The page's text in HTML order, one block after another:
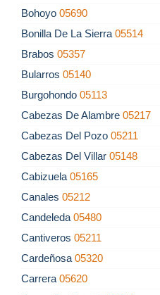
Bohoyo 05690
Bonilla De La Sierra 05514
Brabos 05357
Bularros 05140
Burgohondo 05113
Cabezas De Alambre 05217
Cabezas Del Pozo 05211
Cabezas Del Villar 05148
Cabizuela 05165
Canales 05212
Candeleda 05480
Cantiveros 05211
Cardeñosa 05320
Carrera 05620